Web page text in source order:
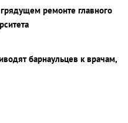
ремонте главного
барнаульцев к врачам,